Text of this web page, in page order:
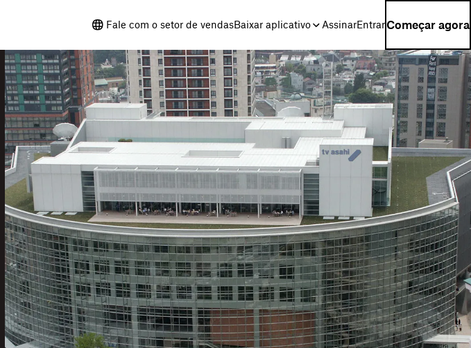
Fale com o setor de vendasBaixar aplicativo AssinarEntrarComeçar agora